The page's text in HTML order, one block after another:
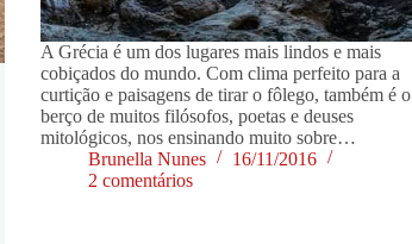
A Grécia é um dos lugares mais lindos e mais
cobiçados do mundo. Com clima perfeito para a
curtição e paisagens de tirar o fôlego, também é o
berço de muitos filósofos, poetas e deuses
mitológicos, nos ensinando muito sobre…
Brunella Nunes
16/11/2016
2 comentários